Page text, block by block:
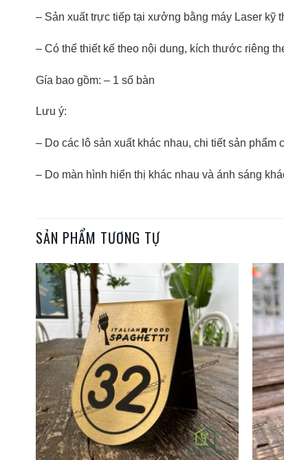
– Sản xuất trực tiếp tại xưởng bằng máy Laser kỹ
– Có thể thiết kế theo nội dung, kích thước riêng
Gía bao gồm: – 1 số bàn
Lưu ý:
– Do các lô sản xuất khác nhau, chi tiết sản
– Do màn hình hiển thị khác nhau và ánh sáng
SẢN PHẨM TƯƠNG TỰ